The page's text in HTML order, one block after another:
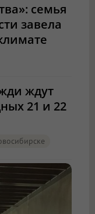
семья
завела
ждут
21 и 22